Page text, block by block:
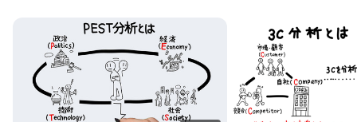
にも多数の単著、共著書、共訳書がある。
グロービス経営大学院や企業研修において経営戦略、マーケティング、
事業革新、管理会計、自社課題（アクションラーニング）などの講師を
務める。グロービスのナレッジライブラリ「GLOBIS知見録」に定期的
にコラムを連載するとともに、さまざまなテーマで講演なども行ってい